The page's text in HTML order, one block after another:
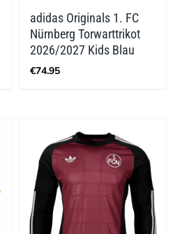
adidas Originals 1. FC
Nürnberg Torwarttrikot
2026/2027 Kids Blau
€74.95